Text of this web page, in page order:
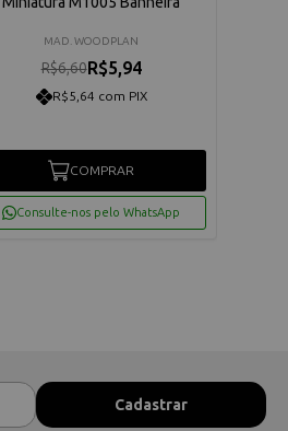
MAD. WOODPLAN
R$6,60R$5,94
R$5,64 com PIX
COMPRAR
Consulte-nos pelo WhatsApp